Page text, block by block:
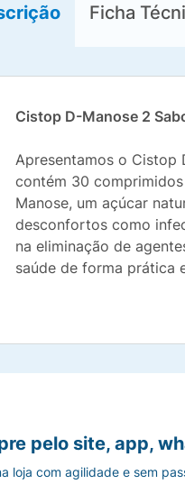
Ficha
Cistop D-Manose 2
Apresentamos o Cistop
contém 30
Manose, um açúcar
desconfortos como
na eliminação de
saúde de forma prática
pelo site, app,
loja com agilidade e sem